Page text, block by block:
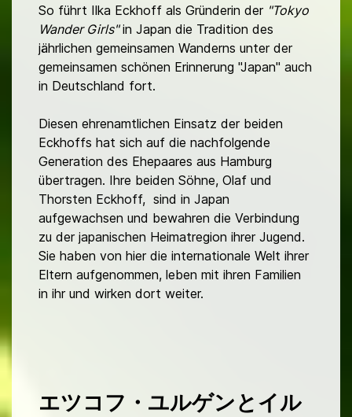
So führt Ilka Eckhoff als Gründerin der "Tokyo
Wander Girls"in Japan die Tradition des
jährlichen gemeinsamen Wanderns unter der
gemeinsamen schönen Erinnerung "Japan" auch
in Deutschland fort.
Diesen ehrenamtlichen Einsatz der beiden
Eckhoffs hat sich auf die nachfolgende
Generation des Ehepaares aus Hamburg
übertragen. Ihre beiden Söhne, Olaf und
Thorsten Eckhoff, sind in Japan
aufgewachsen und bewahren die Verbindung
zu der japanischen Heimatregion ihrer Jugend.
Sie haben von hier die internationale Welt ihrer
Eltern aufgenommen, leben mit ihren Familien
in ihr und wirken dort weiter.
エツコフ・ユルゲンとイル